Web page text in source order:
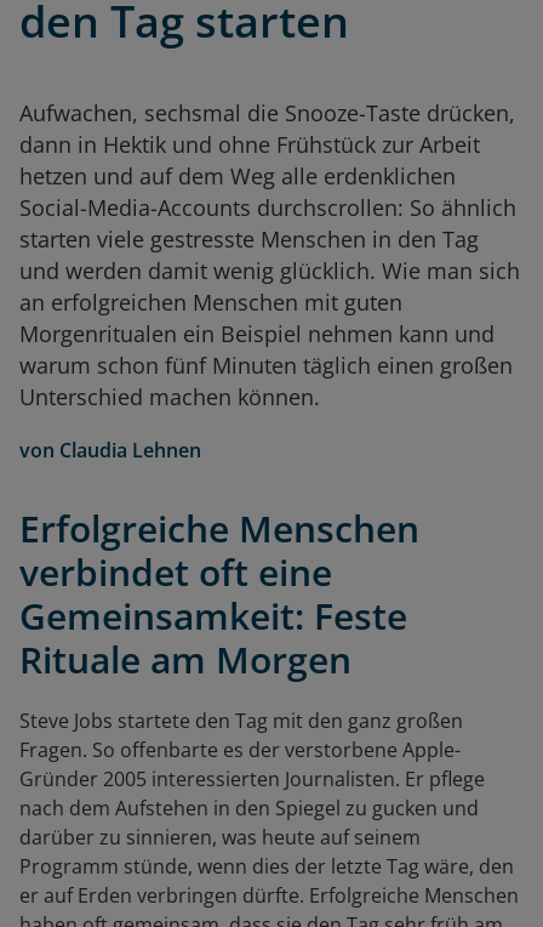
den Tag starten
Aufwachen, sechsmal die Snooze-Taste drücken,
dann in Hektik und ohne Frühstück zur Arbeit
hetzen und auf dem Weg alle erdenklichen
Social-Media-Accounts durchscrollen: So ähnlich
starten viele gestresste Menschen in den Tag
und werden damit wenig glücklich. Wie man sich
an erfolgreichen Menschen mit guten
Morgenritualen ein Beispiel nehmen kann und
warum schon fünf Minuten täglich einen großen
Unterschied machen können.
von Claudia Lehnen
Erfolgreiche Menschen
verbindet oft eine
Gemeinsamkeit: Feste
Rituale am Morgen
Steve Jobs startete den Tag mit den ganz großen
Fragen. So offenbarte es der verstorbene Apple-
Gründer 2005 interessierten Journalisten. Er pflege
nach dem Aufstehen in den Spiegel zu gucken und
darüber zu sinnieren, was heute auf seinem
Programm stünde, wenn dies der letzte Tag wäre, den
er auf Erden verbringen dürfte. Erfolgreiche Menschen